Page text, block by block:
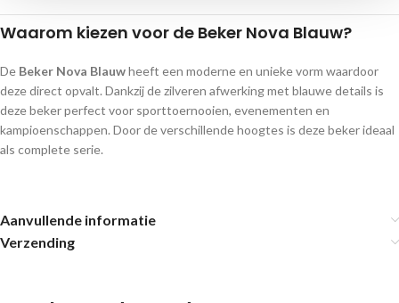
Waarom kiezen voor de Beker Nova Blauw?
De Beker Nova Blauwheeft een moderne en unieke vorm waardoor
deze direct opvalt. Dankzij de zilveren afwerking met blauwe details is
deze beker perfect voor sporttoernooien, evenementen en
kampioenschappen. Door de verschillende hoogtes is deze beker ideaal
als complete serie.
Aanvullende informatie
Verzending